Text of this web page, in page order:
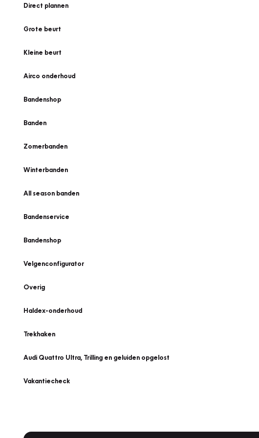
Direct plannen
Grote beurt
Kleine beurt
Airco onderhoud
Bandenshop
Banden
Zomerbanden
Winterbanden
All season banden
Bandenservice
Bandenshop
Velgenconfigurator
Overig
Haldex-onderhoud
Trekhaken
Audi Quattro Ultra, Trilling en geluiden opgelost
Vakantiecheck